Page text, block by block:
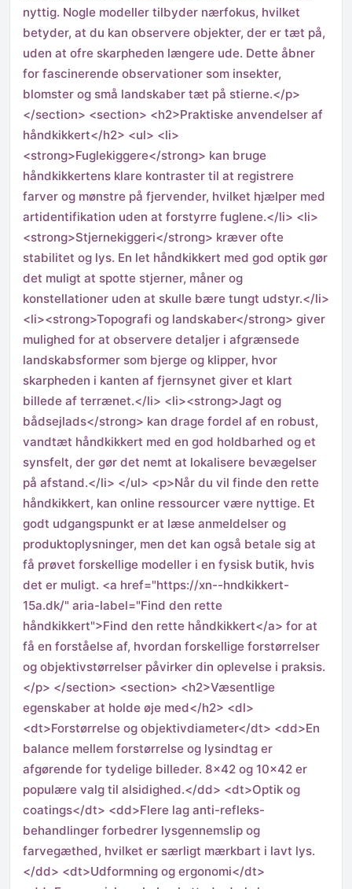
nyttig. Nogle modeller tilbyder nærfokus, hvilket
betyder, at du kan observere objekter, der er tæt på,
uden at ofre skarpheden længere ude. Dette åbner
for fascinerende observationer som insekter,
blomster og små landskaber tæt på stierne.</p>
</section> <section> <h2>Praktiske anvendelser af
håndkikkert</h2> <ul> <li>
<strong>Fuglekiggere</strong> kan bruge
håndkikkertens klare kontraster til at registrere
farver og mønstre på fjervender, hvilket hjælper med
artidentifikation uden at forstyrre fuglene.</li> <li>
<strong>Stjernekiggeri</strong> kræver ofte
stabilitet og lys. En let håndkikkert med god optik gør
det muligt at spotte stjerner, måner og
konstellationer uden at skulle bære tungt udstyr.</li>
<li><strong>Topografi og landskaber</strong> giver
mulighed for at observere detaljer i afgrænsede
landskabsformer som bjerge og klipper, hvor
skarpheden i kanten af fjernsynet giver et klart
billede af terrænet.</li> <li><strong>Jagt og
bådsejlads</strong> kan drage fordel af en robust,
vandtæt håndkikkert med en god holdbarhed og et
synsfelt, der gør det nemt at lokalisere bevægelser
på afstand.</li> </ul> <p>Når du vil finde den rette
håndkikkert, kan online ressourcer være nyttige. Et
godt udgangspunkt er at læse anmeldelser og
produktoplysninger, men det kan også betale sig at
få prøvet forskellige modeller i en fysisk butik, hvis
det er muligt. <a href="https://xn--hndkikkert-
15a.dk/" aria-label="Find den rette
håndkikkert">Find den rette håndkikkert</a> for at
få en forståelse af, hvordan forskellige forstørrelser
og objektivstørrelser påvirker din oplevelse i praksis.
</p> </section> <section> <h2>Væsentlige
egenskaber at holde øje med</h2> <dl>
<dt>Forstørrelse og objektivdiameter</dt> <dd>En
balance mellem forstørrelse og lysindtag er
afgørende for tydelige billeder. 8×42 og 10×42 er
populære valg til alsidighed.</dd> <dt>Optik og
coatings</dt> <dd>Flere lag anti-refleks-
behandlinger forbedrer lysgennemslip og
farvegæthed, hvilket er særligt mærkbart i lavt lys.
</dd> <dt>Udformning og ergonomi</dt>